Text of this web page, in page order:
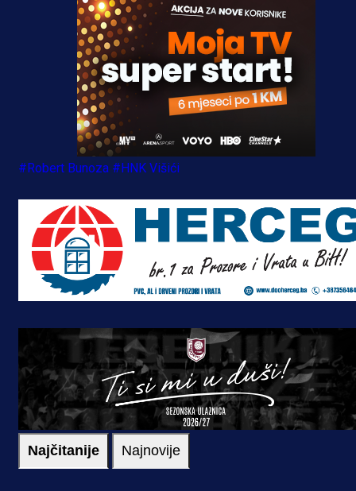
#Robert Bunoza #HNK Višići
Najčitanije Najnovije